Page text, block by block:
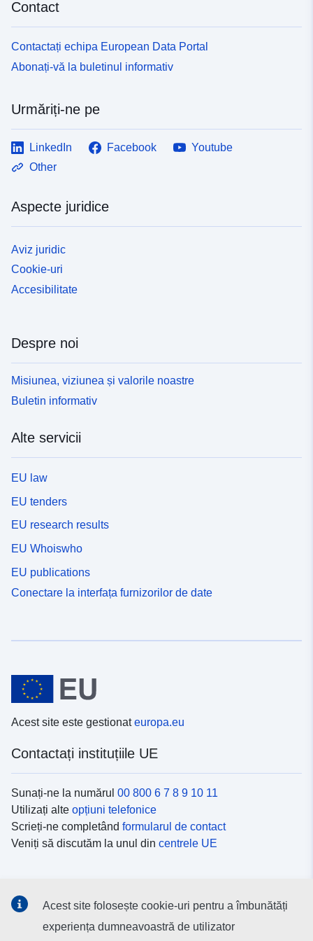
Contact
Contactați echipa European Data Portal
Abonați-vă la buletinul informativ
Urmăriți-ne pe
LinkedIn Facebook
Youtube
Other
Aspecte juridice
Aviz juridic
Cookie-uri
Accesibilitate
Despre noi
Misiunea, viziunea și valorile noastre
Buletin informativ
Alte servicii
EU law
EU tenders
EU research results
EU Whoiswho
EU publications
Conectare la interfața furnizorilor de date
Acest site este gestionateuropa.eu
Contactați instituțiile UE
Sunați-ne la numărul 00 800 6 7 8 9 10 11
Utilizați alte opțiuni telefonice
Scrieți-ne completând formularul de contact
Veniți să discutăm la unul din centrele UE
Descoperiți canalele UEpe rețelele sociale
Acest site folosește cookie-uri pentru a îmbunătăți
experiența dumneavoastră de utilizator